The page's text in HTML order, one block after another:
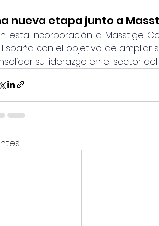
nueva etapa junto a
esta incorporación a Masstige
con el objetivo de ampliar
su liderazgo en el sector